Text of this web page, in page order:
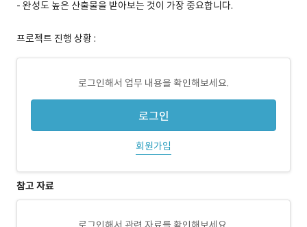
- 완성도 높은 산출물을 받아보는 것이 가장 중요합니다.
프로젝트 진행 상황 :
로그인해서 업무 내용을 확인해보세요.
로그인
회원가입
참고 자료